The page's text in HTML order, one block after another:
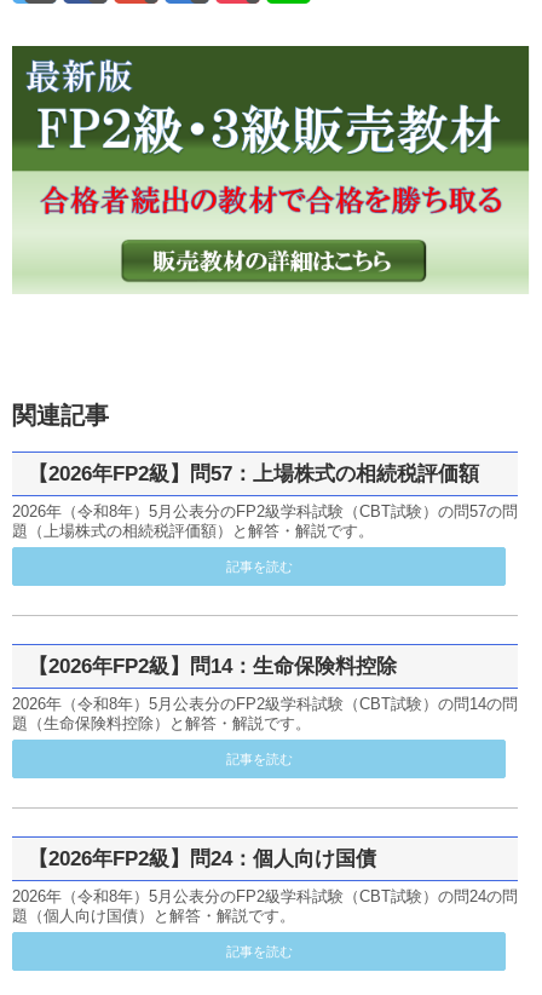
関連記事
【2026年FP2級】問57：上場株式の相続税評価額
2026年（令和8年）5月公表分のFP2級学科試験（CBT試験）の問57の問
題（上場株式の相続税評価額）と解答・解説です。
記事を読む
【2026年FP2級】問14：生命保険料控除
2026年（令和8年）5月公表分のFP2級学科試験（CBT試験）の問14の問
題（生命保険料控除）と解答・解説です。
記事を読む
【2026年FP2級】問24：個人向け国債
2026年（令和8年）5月公表分のFP2級学科試験（CBT試験）の問24の問
題（個人向け国債）と解答・解説です。
記事を読む